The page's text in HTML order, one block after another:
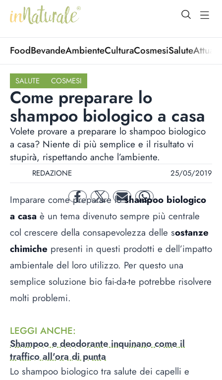
open
FoodBevandeAmbienteCulturaCosmesiSalute
SALUTE COSMESI
Come preparare lo
shampoo biologico a casa
Volete provare a preparare lo shampoo biologico
a casa? Niente di più semplice e il risultato vi
stupirà, rispettando anche l’ambiente.
REDAZIONE 25/05/2019
facebooktwitter mail whatsapp
Imparare come preparare loshampoo biologico
a casa è un tema divenuto sempre più centrale
col crescere della consapevolezza delle sostanze
chimiche presenti in questi prodotti e dell’impatto
ambientale del loro utilizzo. Per questo una
semplice soluzione bio fai-da-te potrebbe risolvere
molti problemi.
LEGGI ANCHE:
Shampoo e deodorante inquinano come il
traffico all'ora di punta
Lo shampoo biologico tra salute dei capelli e